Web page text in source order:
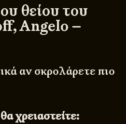
θείου του
Angelo –
αν σκρολάρετε πιο
χρειαστείτε: